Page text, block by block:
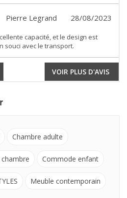
28/08/2023
Pierre Legrand
capacité, et le design est
souci avec le transport.
VOIR PLUS D'AVIS
Chambre adulte
Commode enfant
Meuble contemporain